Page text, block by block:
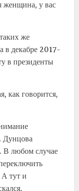
женщина, у вас
же
в декабре 2017-
в президенты
как говорится,
Дунцова
В любом случае
А тут и